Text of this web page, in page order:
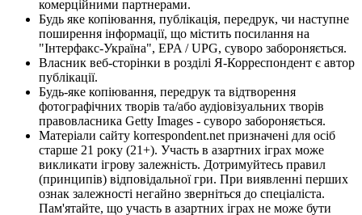
комерційними партнерами.
Будь яке копіювання, публікація, передрук, чи наступне
поширення інформації, що містить посилання на
"Інтерфакс-Україна", EPA / UPG, суворо забороняється.
Власник веб-сторінки в розділі Я-Корреспондент є автор
публікації.
Будь-яке копіювання, передрук та відтворення
фотографічних творів та/або аудіовізуальних творів
правовласника Getty Images - суворо забороняється.
Матеріали сайту korrespondent.net призначені для осіб
старше 21 року (21+). Участь в азартних іграх може
викликати ігрову залежність. Дотримуйтесь правил
(принципів) відповідальної гри. При виявленні перших
ознак залежності негайно зверніться до спеціаліста.
Пам'ятайте, що участь в азартних іграх не може бути